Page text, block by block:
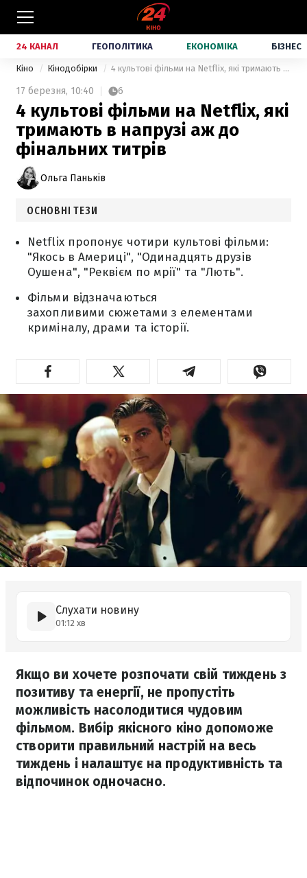
24 КАНАЛ ГЕОПОЛІТИКА ЕКОНОМІКА БІЗНЕС
Кіно Кінодобірки 4 культові фільми на Netflix, які тримають в напрузі аж до фінальних титрів
17 березня, 10:40 6
4 культові фільми на Netflix, які
тримають в напрузі аж до
фінальних титрів
Ольга Паньків
ОСНОВНІ ТЕЗИ
Netflix пропонує чотири культові фільми:
"Якось в Америці", "Одинадцять друзів
Оушена", "Реквієм по мрії" та "Лють".
Фільми відзначаються
захопливими сюжетами з елементами
криміналу, драми та історії.
Слухати новину
01:12 хв
Якщо ви хочете розпочати свій тиждень з
позитиву та енергії, не пропустіть
можливість насолодитися чудовим
фільмом. Вибір якісного кіно допоможе
створити правильний настрій на весь
тиждень і налаштує на продуктивність та
відпочинок одночасно.